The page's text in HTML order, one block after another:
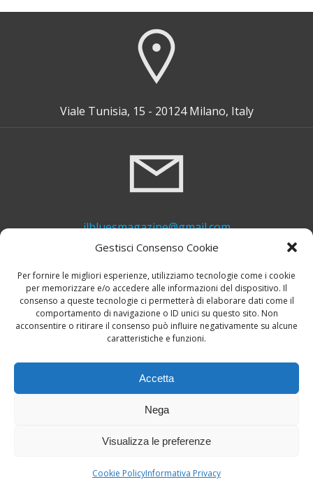
Gestisci Consenso Cookie
Per fornire le migliori esperienze, utilizziamo tecnologie come i cookie
per memorizzare e/o accedere alle informazioni del dispositivo. Il
consenso a queste tecnologie ci permetterà di elaborare dati come il
comportamento di navigazione o ID unici su questo sito. Non
acconsentire o ritirare il consenso può influire negativamente su alcune
caratteristiche e funzioni.
Accetta
Nega
Visualizza le preferenze
Cookie PolicyInformativa Privacy
Viale Tunisia, 15 - 20124 Milano, Italy
ilbluesmagazine@gmail.com
+39 339 748 6635
© 2026 Il Blues Magazine. Powered by